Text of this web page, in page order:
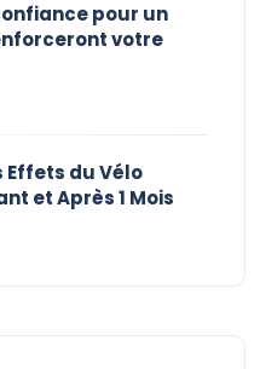
pour un
votre
Effets du Vélo
et Après 1 Mois